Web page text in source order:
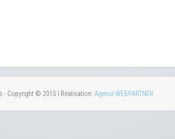
- Copyright © 2015 | Réalisation: Agence WEBPARTNER